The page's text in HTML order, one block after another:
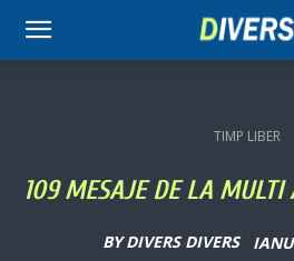
Divers
TIMP LIBER
109 MESAJE DE LA
BY DIVERS DIVERS